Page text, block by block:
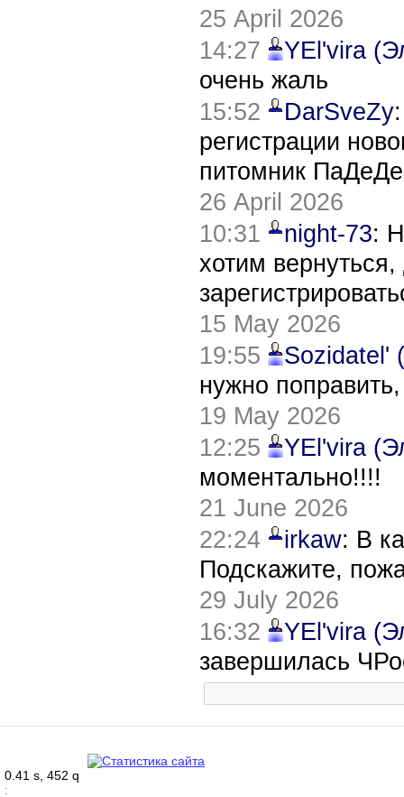
25 April 2026
14:27
YEl'vira
очень жаль
15:52
DarSveZy
регистрации
питомник
26 April 2026
10:31
night-73:
хотим
15 May 2026
19:55
Sozidatel'
нужно
19 May 2026
12:25
YEl'vira
моментально!!!!
21 June 2026
22:24
irkaw: В
Подскажите,
29 July 2026
16:32
YEl'vira
завершилась
0.41 s, 452 q
: